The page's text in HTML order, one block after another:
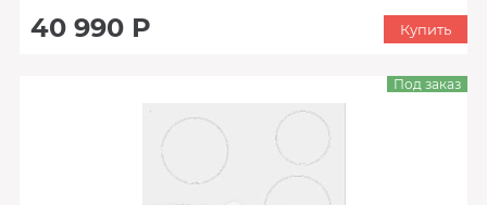
40 990 Р Купить
Под заказ